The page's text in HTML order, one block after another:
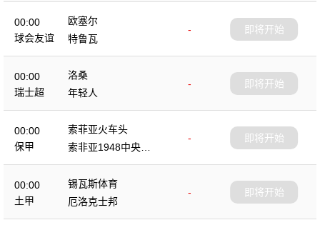
00:00
球会友谊
欧塞尔
-
特鲁瓦
即将开始
00:00
瑞士超
洛桑
-
年轻人
即将开始
00:00
保甲
索菲亚火车头
-
索非亚1948中央陆
军
即将开始
00:00
土甲
锡瓦斯体育
-
厄洛克士邦
即将开始